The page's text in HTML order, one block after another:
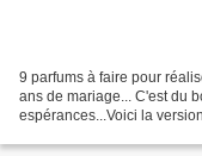
9 parfums à faire pour
ans de mariage... C'est du
espérances...Voici la